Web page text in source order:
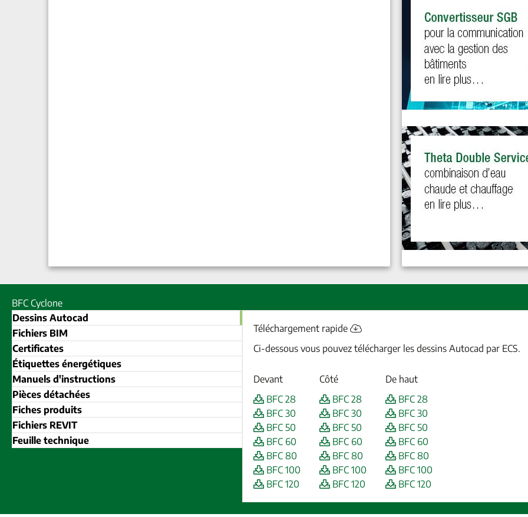
BFC Cyclone
Dessins Autocad
Fichiers BIM
Certificates
Étiquettes énergétiques
Manuels d'instructions
Pièces détachées
Fiches produits
Fichiers REVIT
Feuille technique
Téléchargement rapide
Ci-dessous vous pouvez télécharger les dessins Autocad par ECS.
Devant
BFC 28
BFC 30
BFC 50
BFC 60
BFC 80
BFC 100
BFC 120
Côté
BFC 28
BFC 30
BFC 50
BFC 60
BFC 80
BFC 100
BFC 120
De haut
BFC 28
BFC 30
BFC 50
BFC 60
BFC 80
BFC 100
BFC 120